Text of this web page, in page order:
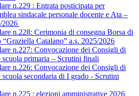
n.229 : Entrata posticipata per
sindacale personale docente e Ata –
2026
n.228: Cerimonia di consegna Borsa di
“Graziella Catalano” a.s. 2025/2026
n.227: Convocazione dei Consigli di
scuola primaria – Scrutini finali
n.226: Convocazione dei Consigli di
scuola secondaria di I grado - Scrutini
n.225 : elezioni amministrative 2026